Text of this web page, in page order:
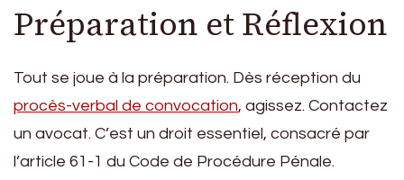
Préparation et Réflexion
Tout se joue à la préparation. Dès réception du
procès-verbal de convocation, agissez. Contactez
un avocat. C’est un droit essentiel, consacré par
l’article 61-1 du Code de Procédure Pénale.